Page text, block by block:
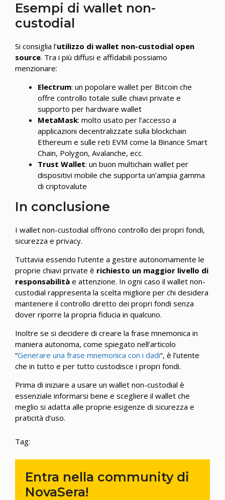
Esempi di wallet non-
custodial
Si consiglia l’utilizzo di wallet non-custodial open
source. Tra i più diffusi e affidabili possiamo
menzionare:
Electrum: un popolare wallet per Bitcoin che
offre controllo totale sulle chiavi private e
supporto per hardware wallet
MetaMask: molto usato per l’accesso a
applicazioni decentralizzate sulla blockchain
Ethereum e sulle reti EVM come la Binance Smart
Chain, Polygon, Avalanche, ecc.
Trust Wallet: un buon multichain wallet per
dispositivi mobile che supporta un’ampia gamma
di criptovalute
In conclusione
I wallet non-custodial offrono controllo dei propri fondi,
sicurezza e privacy.
Tuttavia essendo l’utente a gestire autonomamente le
proprie chiavi private è richiesto un maggior livello di
responsabilità e attenzione. In ogni caso il wallet non-
custodial rappresenta la scelta migliore per chi desidera
mantenere il controllo diretto dei propri fondi senza
dover riporre la propria fiducia in qualcuno.
Inoltre se si decidere di creare la frase mnemonica in
maniera autonoma, come spiegato nell’articolo
“Generare una frase mnemonica con i dadi“, è l’utente
che in tutto e per tutto custodisce i propri fondi.
Prima di iniziare a usare un wallet non-custodial è
essenziale informarsi bene e scegliere il wallet che
meglio si adatta alle proprie esigenze di sicurezza e
praticità d’uso.
Tag:
Entra nella community di
NovaSera!